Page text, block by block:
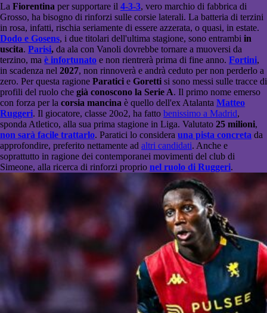
La Fiorentina per supportare il 4-3-3, vero marchio di fabbrica di
Grosso, ha bisogno di rinforzi sulle corsie laterali. La batteria di terzini
in rosa, infatti, rischia seriamente di essere azzerata, o quasi, in estate.
Dodo e Gosens, i due titolari dell'ultima stagione, sono entrambi in
uscita. Parisi, da ala con Vanoli dovrebbe tornare a muoversi da
terzino, ma è infortunato e non rientrerà prima di fine anno. Fortini,
in scadenza nel 2027, non rinnoverà e andrà ceduto per non perderlo a
zero. Per questa ragione Paratici e Goretti si sono messi sulle tracce di
profili del ruolo che già conoscono la Serie A. Il primo nome emerso
con forza per la corsia mancina è quello dell'ex Atalanta Matteo
Ruggeri. Il giocatore, classe 20o2, ha fatto benissimo a Madrid,
sponda Atletico, alla sua prima stagione in Liga. Valutato 25 milioni,
non sarà facile trattarlo. Paratici lo considera una pista concreta da
approfondire, preferito nettamente ad altri candidati. Anche e
soprattutto in ragione dei contemporanei movimenti del club di
Simeone, alla ricerca di rinforzi proprio nel ruolo di Ruggeri.